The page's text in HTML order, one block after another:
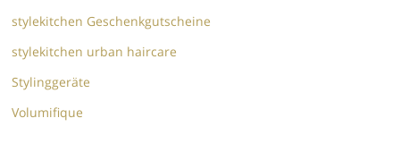
stylekitchen Geschenkgutscheine
stylekitchen urban haircare
Stylinggeräte
Volumifique